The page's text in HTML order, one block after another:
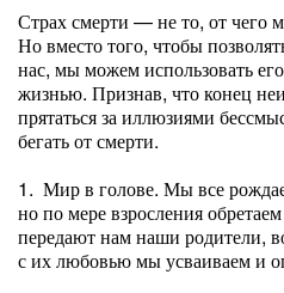
Страх смерти — не то, от чего
Но вместо того, чтобы
нас, мы можем использовать
жизнью. Признав, что конец
прятаться за иллюзиями
бегать от смерти.
1. Мир в голове. Мы все
но по мере взросления
передают нам наши родители,
с их любовью мы усваиваем и